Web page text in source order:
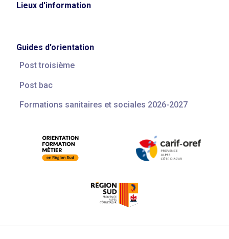
Lieux d'information
Guides d'orientation
Post troisième
Post bac
Formations sanitaires et sociales 2026-2027